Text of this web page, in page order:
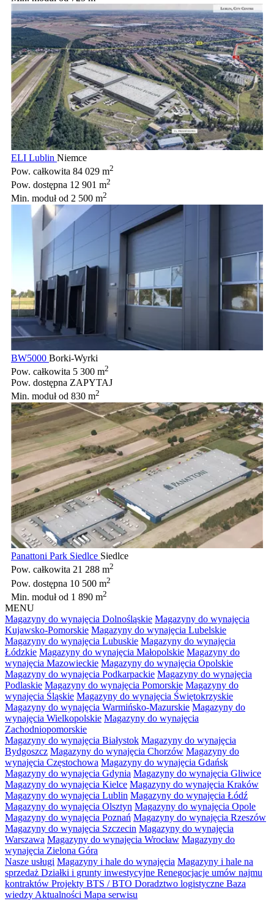
ELI Lublin Niemce
Pow. całkowita 84 029 m2
Pow. dostępna 12 901 m2
Min. modułod 2 500 m2
BW5000 Borki-Wyrki
Pow. całkowita 5 300 m2
Pow. dostępna ZAPYTAJ
Min. modułod 830 m2
Panattoni Park Siedlce Siedlce
Pow. całkowita 21 288 m2
Pow. dostępna 10 500 m2
Min. modułod 1 890 m2
MENU
Magazyny do wynajęcia Dolnośląskie Magazyny do wynajęcia
Kujawsko-Pomorskie Magazyny do wynajęcia Lubelskie
Magazyny do wynajęcia Lubuskie Magazyny do wynajęcia
Łódzkie Magazyny do wynajęcia Małopolskie Magazyny do
wynajęcia Mazowieckie Magazyny do wynajęcia Opolskie
Magazyny do wynajęcia Podkarpackie Magazyny do wynajęcia
Podlaskie Magazyny do wynajęcia Pomorskie Magazyny do
wynajęcia Śląskie Magazyny do wynajęcia Świętokrzyskie
Magazyny do wynajęcia Warmińsko-Mazurskie Magazyny do
wynajęcia Wielkopolskie Magazyny do wynajęcia
Zachodniopomorskie
Magazyny do wynajęcia Białystok Magazyny do wynajęcia
Bydgoszcz Magazyny do wynajęcia Chorzów Magazyny do
wynajęcia Częstochowa Magazyny do wynajęcia Gdańsk
Magazyny do wynajęcia Gdynia Magazyny do wynajęcia Gliwice
Magazyny do wynajęcia Kielce Magazyny do wynajęcia Kraków
Magazyny do wynajęcia Lublin Magazyny do wynajęcia Łódź
Magazyny do wynajęcia Olsztyn Magazyny do wynajęcia Opole
Magazyny do wynajęcia Poznań Magazyny do wynajęcia Rzeszów
Magazyny do wynajęcia Szczecin Magazyny do wynajęcia
Warszawa Magazyny do wynajęcia Wrocław Magazyny do
wynajęcia Zielona Góra
Nasze usługi Magazyny i hale do wynajęcia Magazyny i hale na
sprzedaż Działki i grunty inwestycyjne Renegocjacje umów najmu
kontraktów Projekty BTS / BTO Doradztwo logistyczne Baza
wiedzy Aktualności Mapa serwisu